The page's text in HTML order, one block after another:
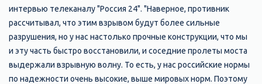
интервью телеканалу "Россия 24". "Наверное, противник
рассчитывал, что этим взрывом будут более сильные
разрушения, но у нас настолько прочные конструкции, что мы
и эту часть быстро восстановили, и соседние пролеты моста
выдержали взрывную волну. То есть, у нас российские нормы
по надежности очень высокие, выше мировых норм. Поэтому